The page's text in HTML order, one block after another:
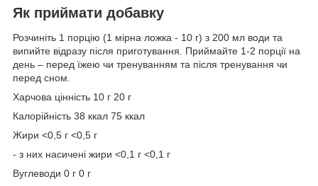
Як приймати добавку
Розчиніть 1 порцію (1 мірна ложка - 10 г) з 200 мл води та
випийте відразу після приготування. Приймайте 1-2 порції на
день – перед їжею чи тренуванням та після тренування чи
перед сном.
Харчова цінність 10 г 20 г
Калорійність 38 ккал 75 ккал
Жири <0,5 г <0,5 г
- з них насичені жири <0,1 г <0,1 г
Вуглеводи 0 г 0 г